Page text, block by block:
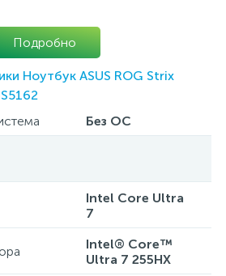
Подробно
Ноутбук ASUS ROG Strix
Без ОС
Intel Core Ultra
7
Intel® Core™
Ultra 7 255HX